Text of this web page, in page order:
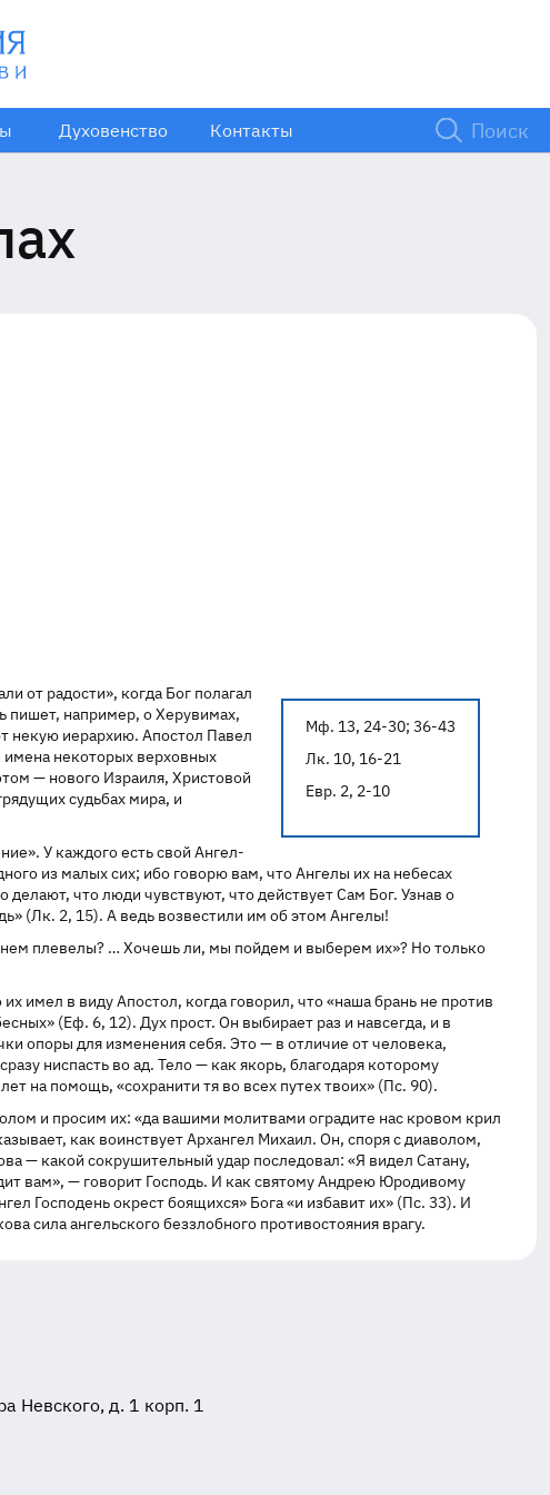
Духовенство Контакты
Мф. 13, 24-30; 36-43
Лк. 10, 16-21
Евр. 2, 2-10
от радости», когда Бог полагал
пишет, например, о Херувимах,
некую иерархию. Апостол Павел
имена некоторых верховных
— нового Израиля, Христовой
судьбах мира, и
У каждого есть свой Ангел-
из малых сих; ибо говорю вам, что Ангелы их на небесах
что люди чувствуют, что действует Сам Бог. Узнав о
(Лк. 2, 15). А ведь возвестили им об этом Ангелы!
плевелы? … Хочешь ли, мы пойдем и выберем их»? Но только
имел в виду Апостол, когда говорил, что «наша брань не против
(Еф. 6, 12). Дух прост. Он выбирает раз и навсегда, и в
опоры для изменения себя. Это — в отличие от человека,
ниспасть во ад. Тело — как якорь, благодаря которому
на помощь, «сохранити тя во всех путех твоих» (Пс. 90).
и просим их: «да вашими молитвами оградите нас кровом крил
как воинствует Архангел Михаил. Он, споря с диаволом,
— какой сокрушительный удар последовал: «Я видел Сатану,
вам», — говорит Господь. И как святому Андрею Юродивому
Господень окрест боящихся» Бога «и избавит их» (Пс. 33). И
сила ангельского беззлобного противостояния врагу.
Невского, д. 1 корп. 1